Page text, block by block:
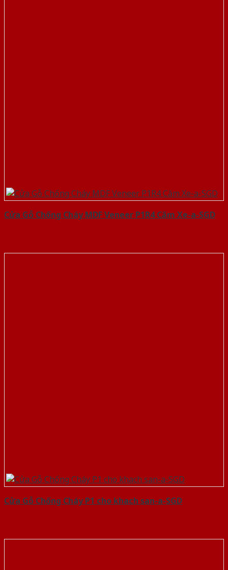
Cửa Gỗ Chống Cháy MDF Veneer P1R4 Căm Xe-a-SGD
Cửa Gỗ Chống Cháy P1 cho khach san-a-SGD